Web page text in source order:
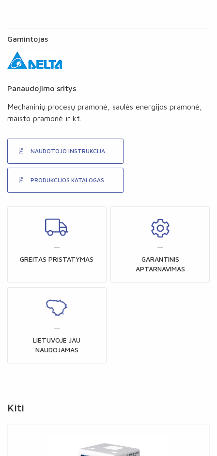
Gamintojas
Panaudojimo sritys
Mechaninių procesų pramonė, saulės energijos pramonė,
maisto pramonė ir kt.
NAUDOTOJO INSTRUKCIJA
PRODUKCIJOS KATALOGAS
GREITAS PRISTATYMAS
GARANTINIS
APTARNAVIMAS
LIETUVOJE JAU
NAUDOJAMAS
Kiti